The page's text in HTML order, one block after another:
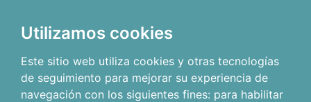
Utilizamos cookies
Este sitio web utiliza cookies y otras tecnologías
de seguimiento para mejorar su experiencia de
navegación con los siguientes fines: para habilitar